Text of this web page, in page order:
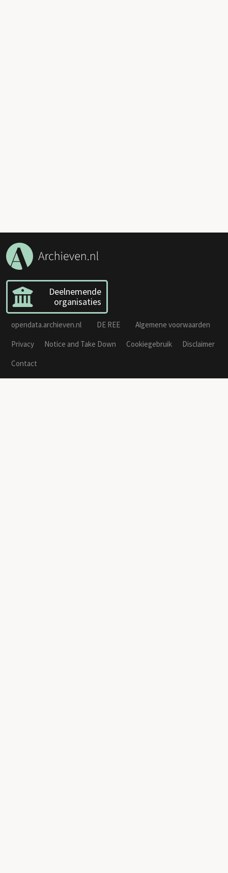
Deelnemende
organisaties
opendata.archieven.nl DE REE
Algemene voorwaarden
Privacy
Notice and Take Down Cookiegebruik
Disclaimer
Contact